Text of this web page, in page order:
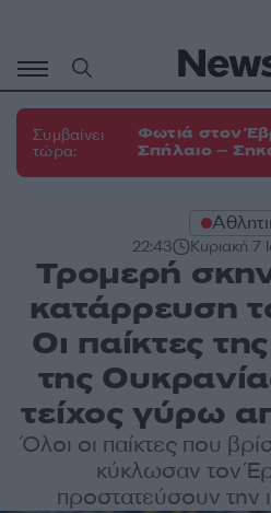
περιεχόμενο
Συμβαίνει
τώρα:
Φωτιά στον
Σπήλαιο –
22:43 Κυριακή 7
Τρομερή
κατάρρευση
Οι παίκτες
της
τείχος γύρω
Όλοι οι παίκτες που
κύκλωσαν τον
προστατεύσουν την